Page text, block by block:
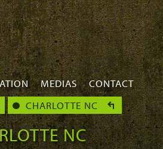
MEDIAS
CONTACT
CHARLOTTE NC
NC